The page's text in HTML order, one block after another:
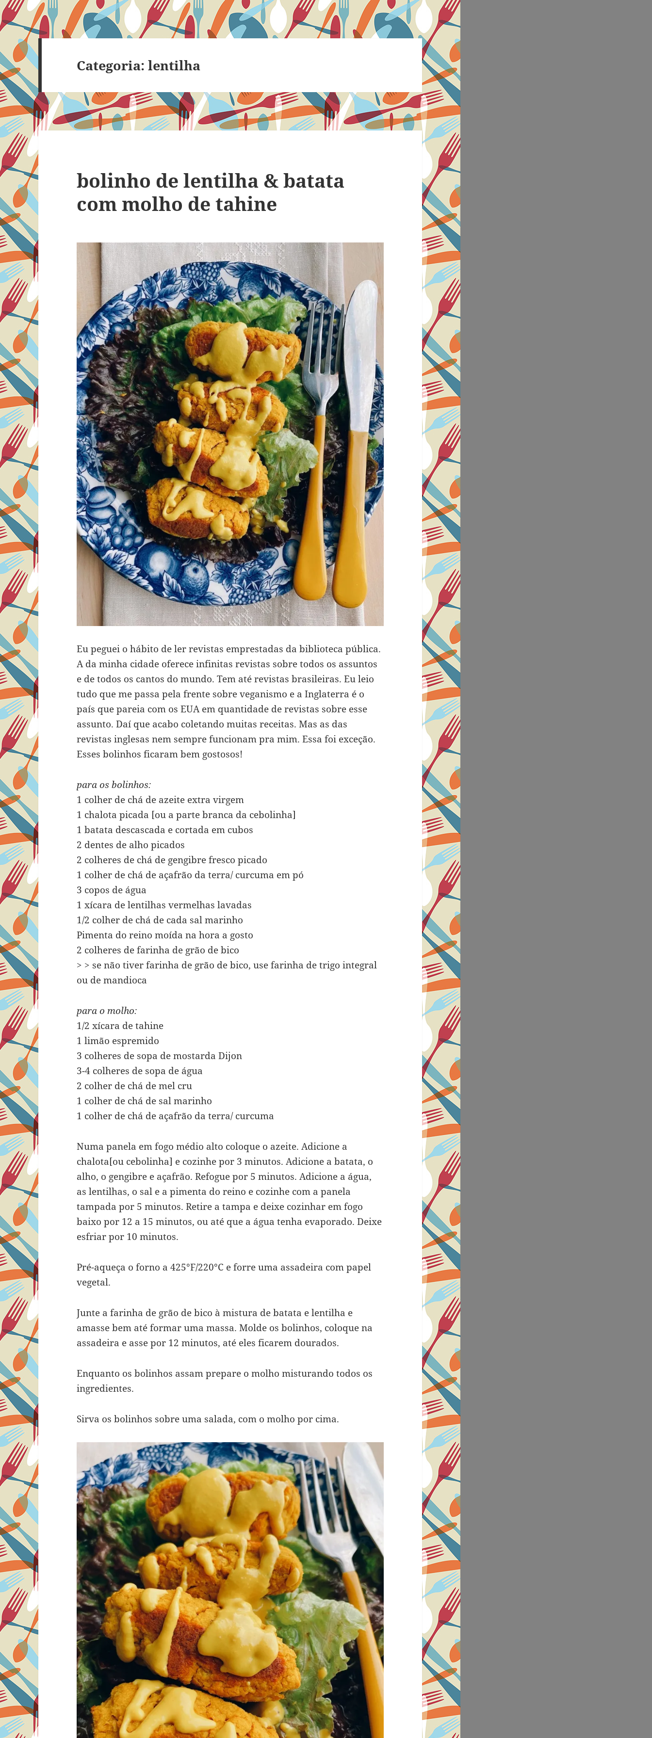
Categoria:lentilha
bolinho de lentilha & batata
com molho de tahine
Eu peguei o hábito de ler revistas emprestadas da biblioteca pública.
A da minha cidade oferece infinitas revistas sobre todos os assuntos
e de todos os cantos do mundo. Tem até revistas brasileiras. Eu leio
tudo que me passa pela frente sobre veganismo e a Inglaterra é o
país que pareia com os EUA em quantidade de revistas sobre esse
assunto. Daí que acabo coletando muitas receitas. Mas as das
revistas inglesas nem sempre funcionam pra mim. Essa foi exceção.
Esses bolinhos ficaram bem gostosos!
para os bolinhos:
1 colher de chá de azeite extra virgem
1 chalota picada [ou a parte branca da cebolinha]
1 batata descascada e cortada em cubos
2 dentes de alho picados
2 colheres de chá de gengibre fresco picado
1 colher de chá de açafrão da terra/ curcuma em pó
3 copos de água
1 xícara de lentilhas vermelhas lavadas
1/2 colher de chá de cada sal marinho
Pimenta do reino moída na hora a gosto
2 colheres de farinha de grão de bico
> > se não tiver farinha de grão de bico, use farinha de trigo integral
ou de mandioca
para o molho:
1/2 xícara de tahine
1 limão espremido
3 colheres de sopa de mostarda Dijon
3-4 colheres de sopa de água
2 colher de chá de mel cru
1 colher de chá de sal marinho
1 colher de chá de açafrão da terra/ curcuma
Numa panela em fogo médio alto coloque o azeite. Adicione a
chalota[ou cebolinha] e cozinhe por 3 minutos. Adicione a batata, o
alho, o gengibre e açafrão. Refogue por 5 minutos. Adicione a água,
as lentilhas, o sal e a pimenta do reino e cozinhe com a panela
tampada por 5 minutos. Retire a tampa e deixe cozinhar em fogo
baixo por 12 a 15 minutos, ou até que a água tenha evaporado. Deixe
esfriar por 10 minutos.
Pré-aqueça o forno a 425°F/220°C e forre uma assadeira com papel
vegetal.
Junte a farinha de grão de bico à mistura de batata e lentilha e
amasse bem até formar uma massa. Molde os bolinhos, coloque na
assadeira e asse por 12 minutos, até eles ficarem dourados.
Enquanto os bolinhos assam prepare o molho misturando todos os
ingredientes.
Sirva os bolinhos sobre uma salada, com o molho por cima.